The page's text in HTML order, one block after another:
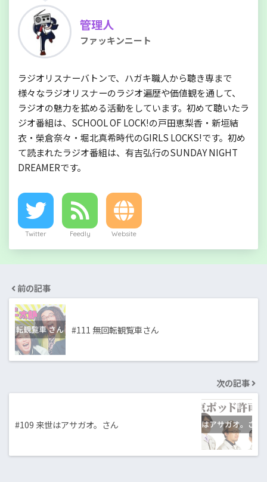
管理人
ファッキンニート
ラジオリスナーバトンで、ハガキ職人から聴き専まで
様々なラジオリスナーのラジオ遍歴や価値観を通して、
ラジオの魅力を拡める活動をしています。初めて聴いたラ
ジオ番組は、SCHOOL OF LOCK!の戸田恵梨香・新垣結
衣・榮倉奈々・堀北真希時代のGIRLS LOCKS!です。初め
て読まれたラジオ番組は、有吉弘行のSUNDAY NIGHT
DREAMERです。
Twitter Feedly Website
前の記事
#111 無回転観覧車さん
次の記事
#109 来世はアサガオ。さん